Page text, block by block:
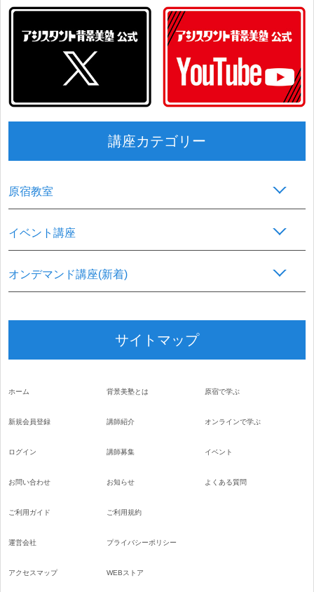
講座カテゴリー
原宿教室
イベント講座
オンデマンド講座(新着)
サイトマップ
ホーム
新規会員登録
ログイン
お問い合わせ
背景美塾とは
講師紹介
講師募集
お知らせ
原宿で学ぶ
オンラインで学ぶ
イベント
よくある質問
ご利用ガイド
運営会社
アクセスマップ
ご利用規約
プライバシーポリシー
WEBストア